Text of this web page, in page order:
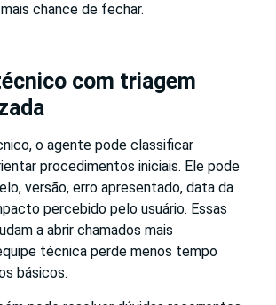
chance de fechar.
com triagem
o agente pode classificar
procedimentos iniciais. Ele pode
versão, erro apresentado, data da
percebido pelo usuário. Essas
a abrir chamados mais
técnica perde menos tempo
básicos.